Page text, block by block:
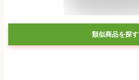
類似商品を探す